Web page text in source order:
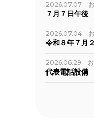
2026.07.07
７月７日午
2026.07.04
令和８年７
2026.06.29
代表電話設備